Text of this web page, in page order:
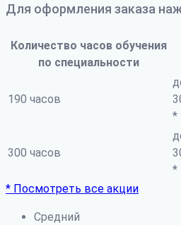
Для оформления заказа
Количество часов обучения
по специальности
190 часов
*
300 часов
*
* Посмотреть все акции
Средний